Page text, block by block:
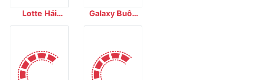
Lotte Hải
Dương
Galaxy Buôn
Ma Thuột